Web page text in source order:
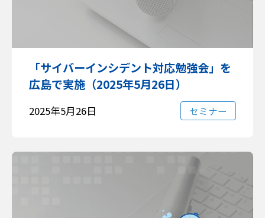
「サイバーインシデント対応勉強会」を
広島で実施（2025年5月26日）
2025年5月26日 セミナー